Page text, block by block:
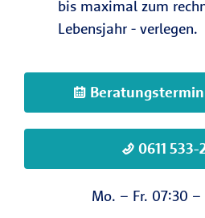
bis maximal zum
Lebensjahr - verlegen.
0611 533-
Mo. – Fr. 07:30